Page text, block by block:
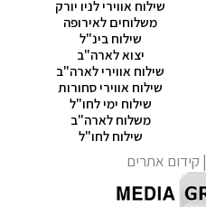
שילוח אווירי לניו יורק
משלוחים לאירופה
שילוח בינ"ל
יצוא לארה"ב
שילוח אווירי לארה"ב
שילוח אווירי סחורות
שילוח ימי לחו"ל
משלוח לארה"ב
שילוח לחו"ל
| קידום אתרים